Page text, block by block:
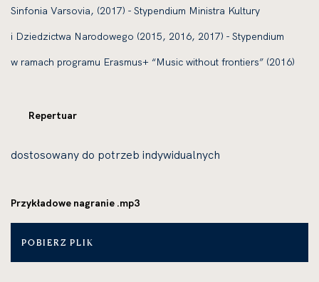
Sinfonia Varsovia, (2017) - Stypendium Ministra Kultury
i Dziedzictwa Narodowego (2015, 2016, 2017) - Stypendium
w ramach programu Erasmus+ “Music without frontiers” (2016)
Repertuar
dostosowany do potrzeb indywidualnych
Przykładowe nagranie .mp3
POBIERZ PLIK